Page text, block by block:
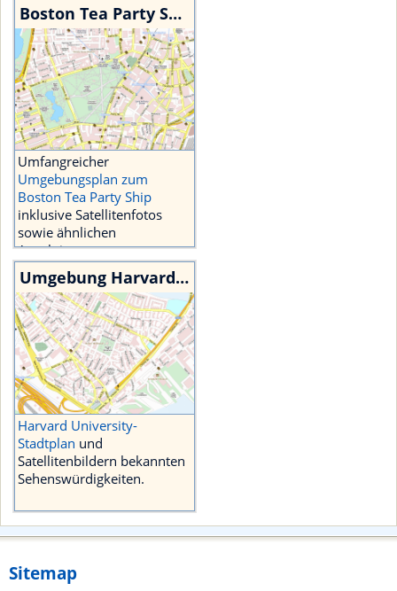
Boston Tea Party Ship Landkarte
Umfangreicher
Umgebungsplan zum
Boston Tea Party Ship
inklusive Satellitenfotos
sowie ähnlichen
Attraktionen.
Umgebung Harvard University
Harvard University-
Stadtplan und
Satellitenbildern bekannten
Sehenswürdigkeiten.
Sitemap